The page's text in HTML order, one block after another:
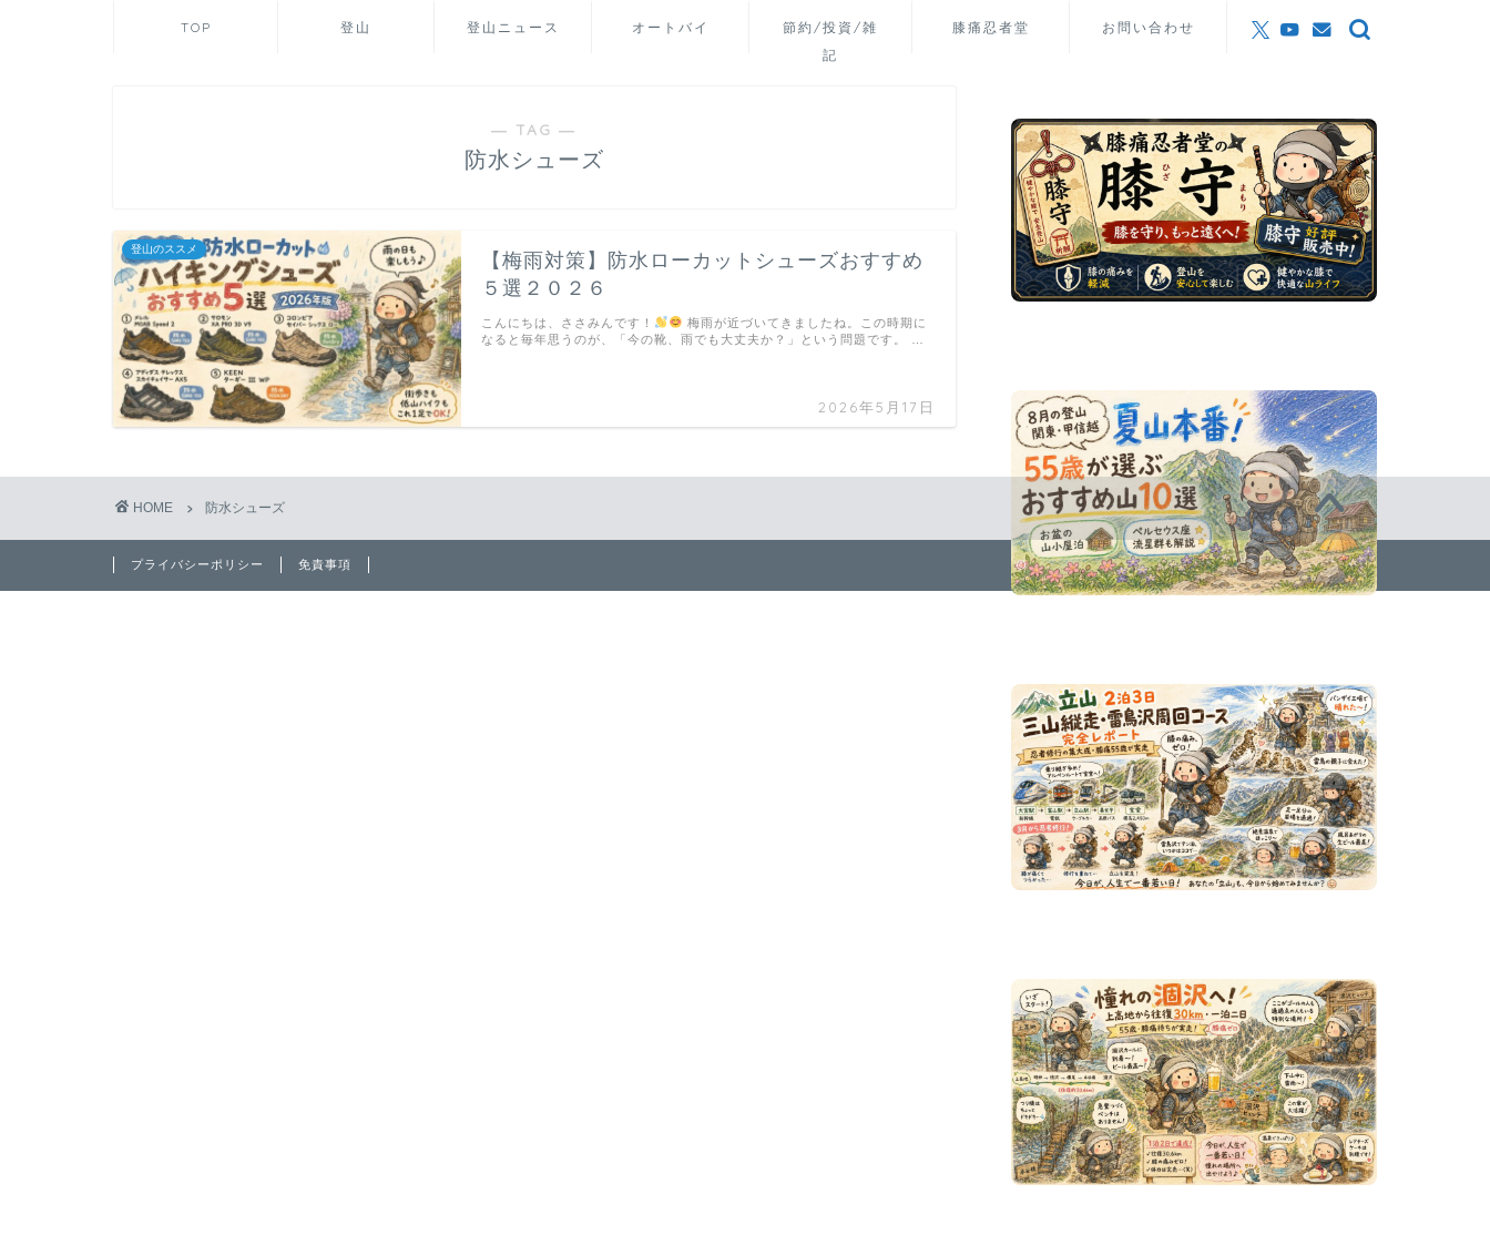
TOP 登山 登山ニュース オートバイ
節約/投資/雑
記
膝痛忍者堂 お問い合わせ
― TAG ―
防水シューズ
登山のススメ
【梅雨対策】防水ローカットシューズおすすめ
５選２０２６
2026年5月17日
こんにちは、ささみんです！
梅雨が近づいてきましたね。この時期に
なると毎年思うのが、「今の靴、雨でも大丈夫か？」という問題です。 …
HOME 防水シューズ
プライバシーポリシー 免責事項 2023–2026 ささみんの「今日が人生で一番若い日です!」